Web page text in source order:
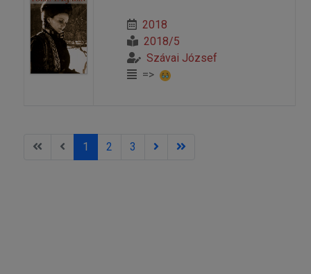
2018
2018/5
Szávai József
=>
1 2 3